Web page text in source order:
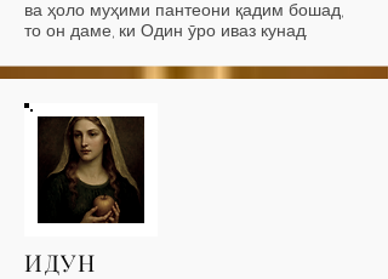
ва ҳоло муҳими пантеони қадим бошад,
то он даме, ки Один ӯро иваз кунад.
ИДУН